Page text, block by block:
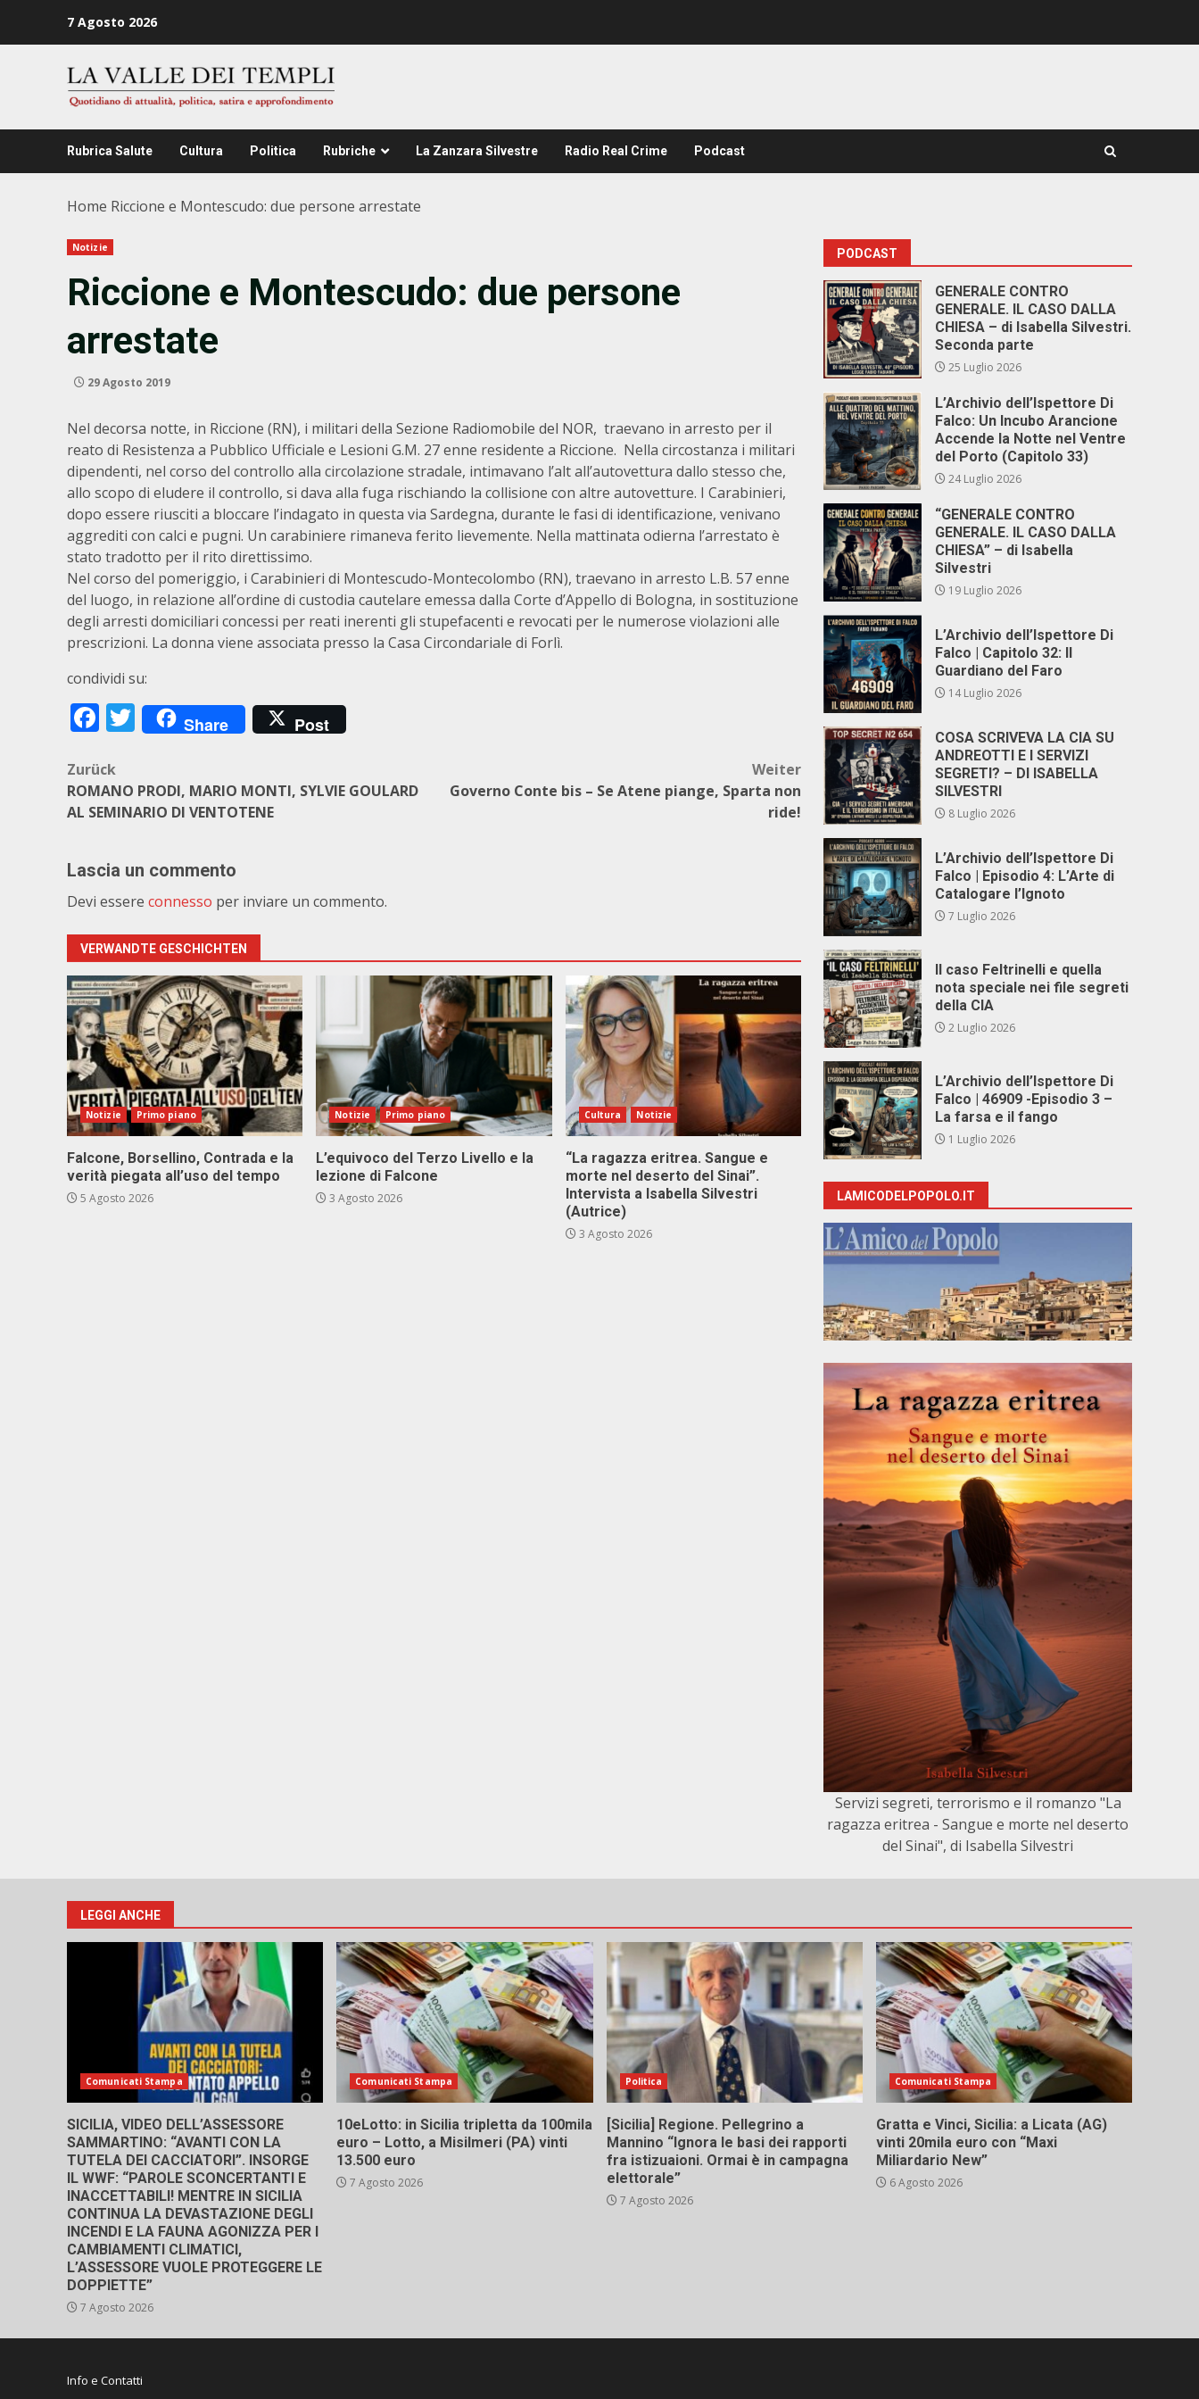
7 Agosto 2026
Rubrica Salute Cultura Politica Rubriche La Zanzara Silvestre Radio Real Crime Podcast
Home Riccione e Montescudo: due persone arrestate
Notizie
Riccione e Montescudo: due persone
arrestate
29 Agosto 2019
Nel decorsa notte, in Riccione (RN), i militari della Sezione Radiomobile del NOR, traevano in arresto per il
reato di Resistenza a Pubblico Ufficiale e Lesioni G.M. 27 enne residente a Riccione. Nella circostanza i militari
dipendenti, nel corso del controllo alla circolazione stradale, intimavano l’alt all’autovettura dallo stesso che,
allo scopo di eludere il controllo, si dava alla fuga rischiando la collisione con altre autovetture. I Carabinieri,
dopo essere riusciti a bloccare l’indagato in questa via Sardegna, durante le fasi di identificazione, venivano
aggrediti con calci e pugni. Un carabiniere rimaneva ferito lievemente. Nella mattinata odierna l’arrestato è
stato tradotto per il rito direttissimo.
Nel corso del pomeriggio, i Carabinieri di Montescudo-Montecolombo (RN), traevano in arresto L.B. 57 enne
del luogo, in relazione all’ordine di custodia cautelare emessa dalla Corte d’Appello di Bologna, in sostituzione
degli arresti domiciliari concessi per reati inerenti gli stupefacenti e revocati per le numerose violazioni alle
prescrizioni. La donna viene associata presso la Casa Circondariale di Forlì.
condividi su:
Facebook
Twitter
Share Post
Beitragsnavigation
Zurück
ROMANO PRODI, MARIO MONTI, SYLVIE GOULARD
AL SEMINARIO DI VENTOTENE
Weiter
Governo Conte bis – Se Atene piange, Sparta non
ride!
Lascia un commento
Devi essere connesso per inviare un commento.
VERWANDTE GESCHICHTEN
Notizie Primo piano
Falcone, Borsellino, Contrada e la
verità piegata all’uso del tempo
5 Agosto 2026
Notizie Primo piano
L’equivoco del Terzo Livello e la
lezione di Falcone
3 Agosto 2026
Cultura Notizie
“La ragazza eritrea. Sangue e
morte nel deserto del Sinai”.
Intervista a Isabella Silvestri
(Autrice)
3 Agosto 2026
PODCAST
GENERALE CONTRO
GENERALE. IL CASO DALLA
CHIESA – di Isabella Silvestri.
Seconda parte
25 Luglio 2026
L’Archivio dell’Ispettore Di
Falco: Un Incubo Arancione
Accende la Notte nel Ventre
del Porto (Capitolo 33)
24 Luglio 2026
“GENERALE CONTRO
GENERALE. IL CASO DALLA
CHIESA” – di Isabella
Silvestri
19 Luglio 2026
L’Archivio dell’Ispettore Di
Falco | Capitolo 32: Il
Guardiano del Faro
14 Luglio 2026
COSA SCRIVEVA LA CIA SU
ANDREOTTI E I SERVIZI
SEGRETI? – DI ISABELLA
SILVESTRI
8 Luglio 2026
L’Archivio dell’Ispettore Di
Falco | Episodio 4: L’Arte di
Catalogare l’Ignoto
7 Luglio 2026
Il caso Feltrinelli e quella
nota speciale nei file segreti
della CIA
2 Luglio 2026
L’Archivio dell’Ispettore Di
Falco | 46909 -Episodio 3 –
La farsa e il fango
1 Luglio 2026
LAMICODELPOPOLO.IT
Servizi segreti, terrorismo e il romanzo "La
ragazza eritrea - Sangue e morte nel deserto
del Sinai", di Isabella Silvestri
LEGGI ANCHE
Comunicati Stampa
SICILIA, VIDEO DELL’ASSESSORE
SAMMARTINO: “AVANTI CON LA
TUTELA DEI CACCIATORI”. INSORGE
IL WWF: “PAROLE SCONCERTANTI E
INACCETTABILI! MENTRE IN SICILIA
CONTINUA LA DEVASTAZIONE DEGLI
INCENDI E LA FAUNA AGONIZZA PER I
CAMBIAMENTI CLIMATICI,
L’ASSESSORE VUOLE PROTEGGERE LE
DOPPIETTE”
7 Agosto 2026
Comunicati Stampa
10eLotto: in Sicilia tripletta da 100mila
euro – Lotto, a Misilmeri (PA) vinti
13.500 euro
7 Agosto 2026
Politica
[Sicilia] Regione. Pellegrino a
Mannino “Ignora le basi dei rapporti
fra istizuaioni. Ormai è in campagna
elettorale”
7 Agosto 2026
Comunicati Stampa
Gratta e Vinci, Sicilia: a Licata (AG)
vinti 20mila euro con “Maxi
Miliardario New”
6 Agosto 2026
Info e Contatti